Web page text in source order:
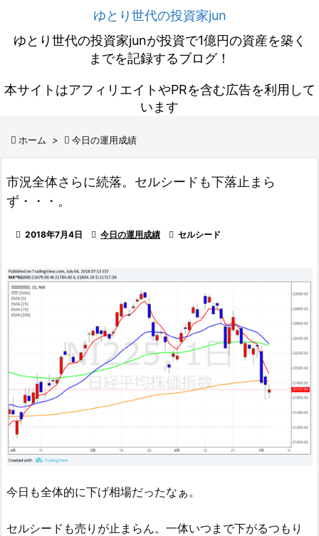
ゆとり世代の投資家jun
ゆとり世代の投資家junが投資で1億円の資産を築く
までを記録するブログ！
本サイトはアフィリエイトやPRを含む広告を利用して
います
 ホーム >  今日の運用成績
市況全体さらに続落。セルシードも下落止まら
ず・・・。
 2018年7月4日  今日の運用成績  セルシード
今日も全体的に下げ相場だったなぁ。
セルシードも売りが止まらん。一体いつまで下がるつもり